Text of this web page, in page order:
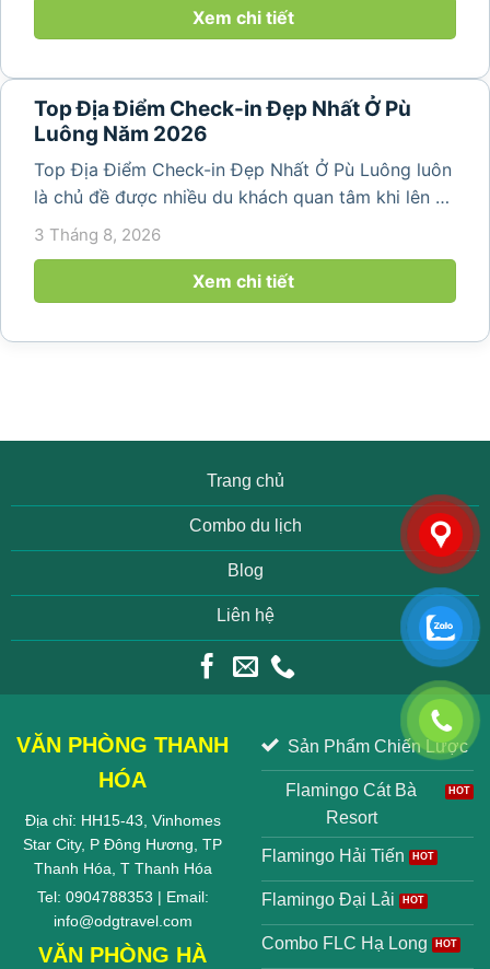
thiên nhiên trong lành,...Xem chi tiết
Top Địa Điểm Check-in Đẹp Nhất Ở Pù
Luông Năm 2026
Top Địa Điểm Check-in Đẹp Nhất Ở Pù Luông luôn
là chủ đề được nhiều du khách quan tâm khi lên kế
hoạch khám phá vùng đất thiên nhiên nổi tiếng
làng yên bình, thác...
3 Tháng 8, 2026
Xem chi tiết
Trang chủ
Combo du lịch
Blog
Liên hệ
VĂN PHÒNG THANH
HÓA
Địa chỉ: HH15-43, Vinhomes
Star City, P Đông Hương, TP
Thanh Hóa, T Thanh Hóa
Tel: 0904788353 | Email:
info@odgtravel.com
VĂN PHÒNG HÀ
Sản Phẩm Chiến Lược
Flamingo Cát Bà
Resort
Flamingo Hải Tiến
Flamingo Đại Lải
Combo FLC Hạ Long